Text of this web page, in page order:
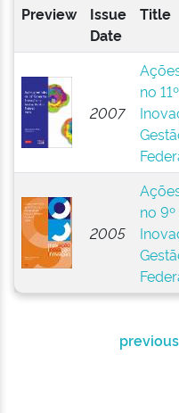
Preview
Issue
Date
Title
2007
no
2005
no
previous